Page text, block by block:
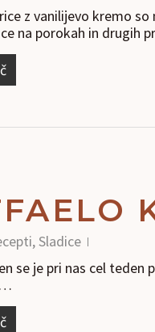
z vanilijevo kremo
na porokah in drugih
,Sladice
se je pri nas cel teden